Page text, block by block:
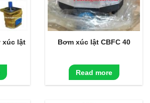
xúc lật Bơm xúc lật CBFC 40
Read more